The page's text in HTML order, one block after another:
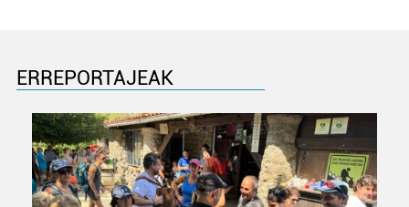
ERREPORTAJEAK